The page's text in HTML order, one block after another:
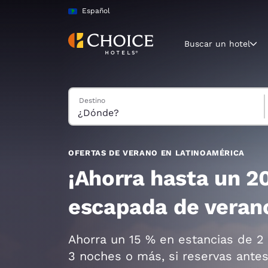
Pasar A Contenido Principal
Español
Región y
América
Selecciona
English
Português
Buscar un hotel
Buscar hoteles
Destino
OFERTAS DE VERANO EN LATINOAMÉRICA
¡Ahorra hasta un
escapada de
Ahorra un 15 % en estancias de
3 noches o más, si reservas